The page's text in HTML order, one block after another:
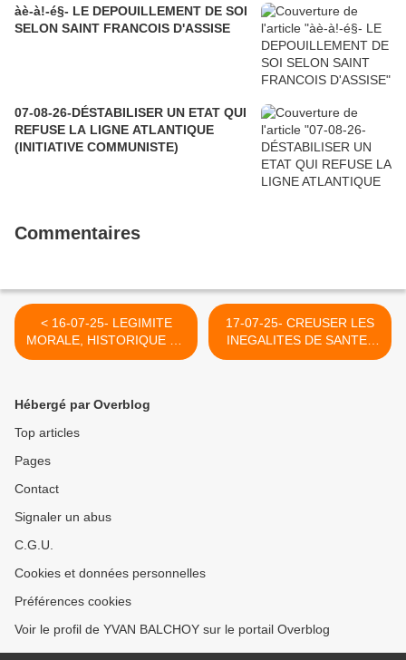
àè-à!-é§- LE DEPOUILLEMENT DE SOI
SELON SAINT FRANCOIS D'ASSISE
07-08-26-DÉSTABILISER UN ETAT QUI
REFUSE LA LIGNE ATLANTIQUE
(INITIATIVE COMMUNISTE)
Commentaires
< 16-07-25- LEGIMITE
MORALE, HISTORIQUE ET
LEGALE DE L'ETAT
SOIR)
17-07-25- CREUSER LES
INEGALITES DE SANTE :
"LE GRAND CHANTIER"
Hébergé par Overblog
Top articles
Pages
Contact
Signaler un abus
C.G.U.
Cookies et données personnelles
Préférences cookies
Voir le profil de YVAN BALCHOY sur le portail Overblog